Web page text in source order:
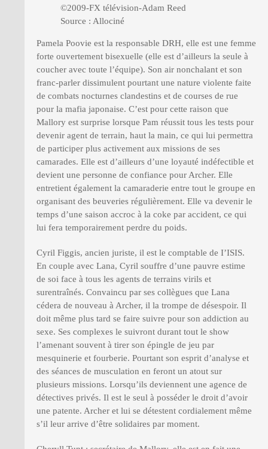
©2009-FX télévision-Adam Reed
Source : Allociné
Pamela Poovie est la responsable DRH, elle est une femme
forte ouvertement bisexuelle (elle est d’ailleurs la seule à
coucher avec toute l’équipe). Son air nonchalant et son
franc-parler dissimulent pourtant une nature violente faite
de combats nocturnes clandestins et de courses de rue
pour la mafia japonaise. C’est pour cette raison que
Mallory est surprise lorsque Pam réussit tous les tests pour
devenir agent de terrain, haut la main, ce qui lui permettra
de participer plus activement aux missions de ses
camarades. Elle est d’ailleurs d’une loyauté indéfectible et
devient une personne de confiance pour Archer. Elle
entretient également la camaraderie entre tout le groupe en
organisant des beuveries régulièrement. Elle va devenir le
temps d’une saison accroc à la coke par accident, ce qui
lui fera temporairement perdre du poids.
Cyril Figgis, ancien juriste, il est le comptable de I’ISIS.
En couple avec Lana, Cyril souffre d’une pauvre estime
de soi face à tous les agents de terrains virils et
surentraînés. Convaincu par ses collègues que Lana
cédera de nouveau à Archer, il la trompe de désespoir. Il
doit même plus tard se faire suivre pour son addiction au
sexe. Ses complexes le suivront durant tout le show
l’amenant souvent à tirer son épingle de jeu par
mesquinerie et fourberie. Pourtant son esprit d’analyse et
des séances de musculation en feront un atout sur
plusieurs missions. Lorsqu’ils deviennent une agence de
détectives privés. Il est le seul à posséder le droit d’avoir
une patente. Archer et lui se détestent cordialement même
s’il leur arrive d’être solidaires par moment.